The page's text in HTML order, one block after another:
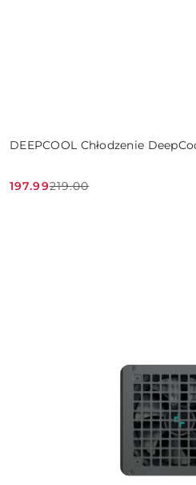
DEEPCOOL Chłodzenie
Cena
197.99
Cena
219.00